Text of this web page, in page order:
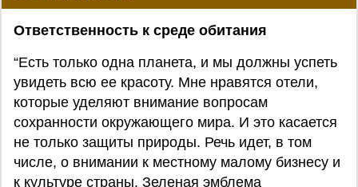
Ответственность к среде обитания
“Есть только одна планета, и мы должны успеть
увидеть всю ее красоту. Мне нравятся отели,
которые уделяют внимание вопросам
сохранности окружающего мира. И это касается
не только защиты природы. Речь идет, в том
числе, о внимании к местному малому бизнесу и
к культуре страны. Зеленая эмблема